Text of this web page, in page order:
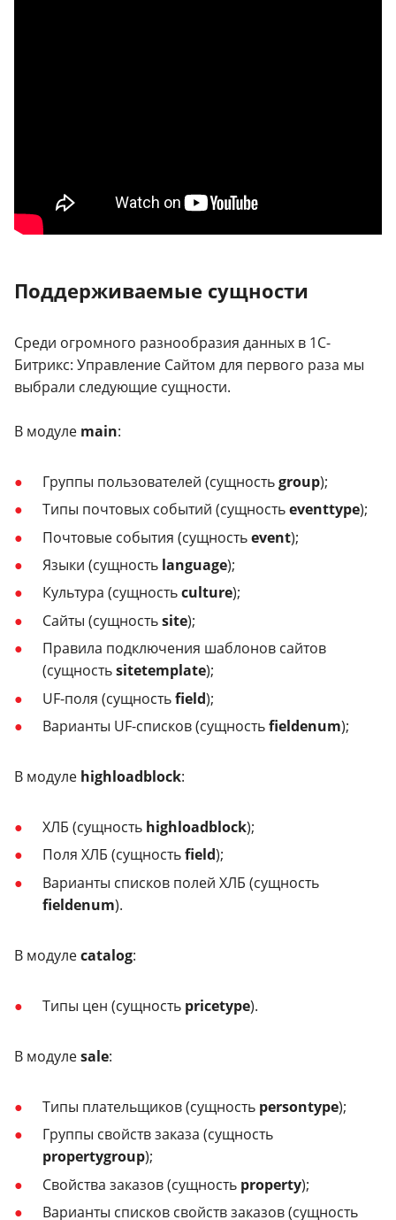
Поддерживаемые сущности
Среди огромного разнообразия данных в 1С-
Битрикс: Управление Сайтом для первого раза мы
выбрали следующие сущности.
В модуле main:
Группы пользователей (сущностьgroup);
Типы почтовых событий (сущностьeventtype);
Почтовые события (сущностьevent);
Языки (сущность language);
Культура (сущностьculture);
Сайты (сущностьsite);
Правила подключения шаблонов сайтов
(сущностьsitetemplate);
UF-поля (сущностьfield);
Варианты UF-списков (сущностьfieldenum);
В модуле highloadblock:
ХЛБ (сущность highloadblock);
Поля ХЛБ (сущностьfield);
Варианты списков полей ХЛБ (сущность
fieldenum).
В модулеcatalog:
Типы цен (сущность pricetype).
В модулеsale:
Типы плательщиков (сущность persontype);
Группы свойств заказа (сущность
propertygroup);
Свойства заказов (сущность property);
Варианты списков свойств заказов (сущность